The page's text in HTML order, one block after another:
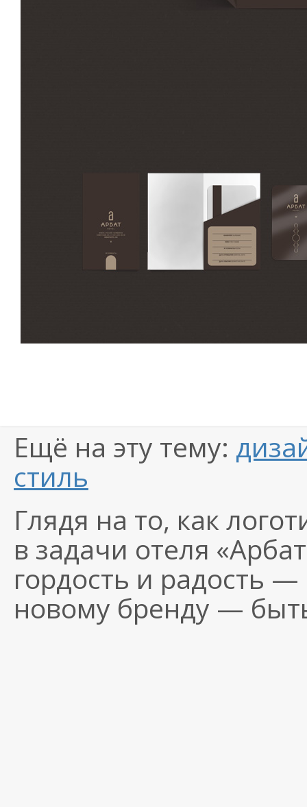
Ещё на эту тему:
стиль
Глядя на то, как
в задачи отеля
гордость и радость
новому бренду —